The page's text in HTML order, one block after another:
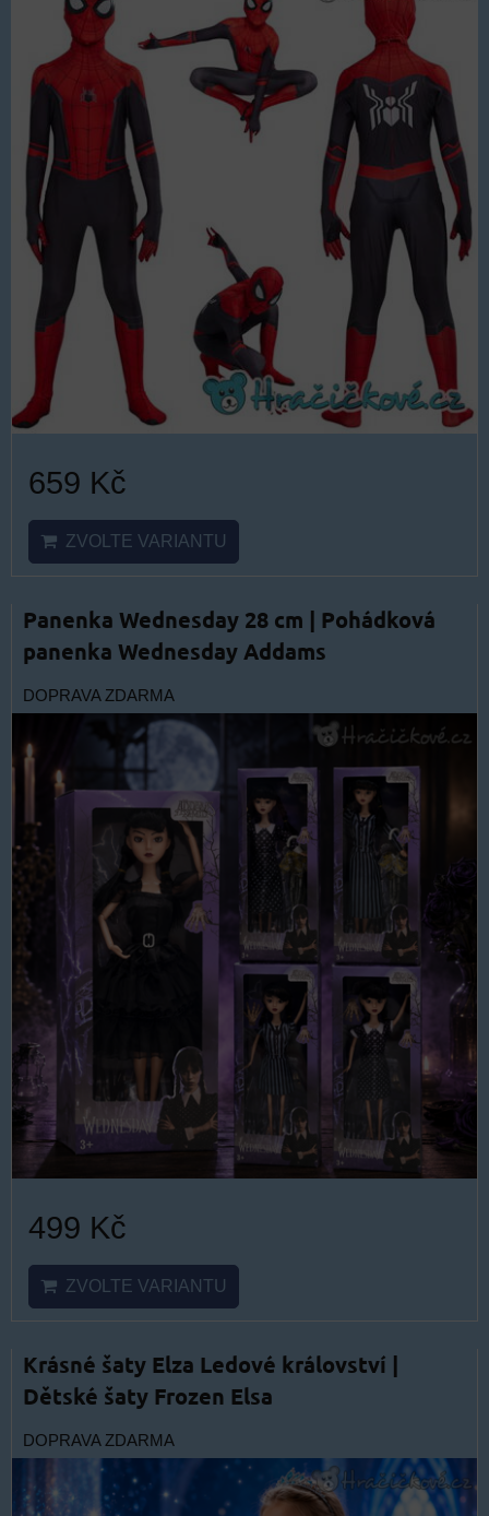
659 Kč
ZVOLTE VARIANTU
Panenka Wednesday 28 cm | Pohádková
panenka Wednesday Addams
DOPRAVA ZDARMA
499 Kč
ZVOLTE VARIANTU
Krásné šaty Elza Ledové království |
Dětské šaty Frozen Elsa
DOPRAVA ZDARMA